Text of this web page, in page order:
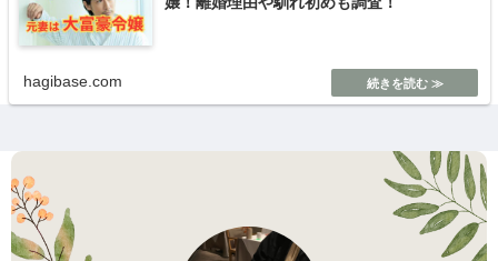
hagibase.com